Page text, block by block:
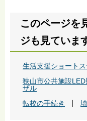
このページを
ジも見ていま
生活支援ショートス
狭山市公共施設
ザル
転校の手続き